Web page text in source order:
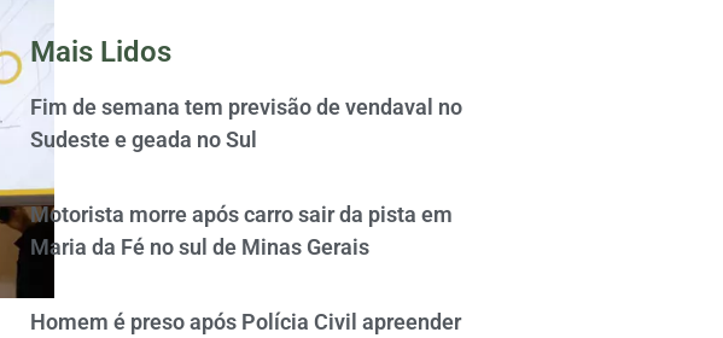
Mais Lidos
Fim de semana tem previsão de vendaval no
Sudeste e geada no Sul
Motorista morre após carro sair da pista em
Maria da Fé no sul de Minas Gerais
Homem é preso após Polícia Civil apreender